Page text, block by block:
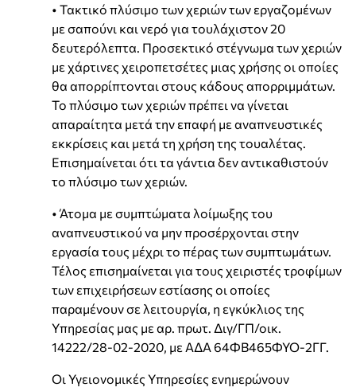
• Τακτικό πλύσιμο των χεριών των εργαζομένων
με σαπούνι και νερό για τουλάχιστον 20
δευτερόλεπτα. Προσεκτικό στέγνωμα των χεριών
με χάρτινες χειροπετσέτες μιας χρήσης οι οποίες
θα απορρίπτονται στους κάδους απορριμμάτων.
Το πλύσιμο των χεριών πρέπει να γίνεται
απαραίτητα μετά την επαφή με αναπνευστικές
εκκρίσεις και μετά τη χρήση της τουαλέτας.
Επισημαίνεται ότι τα γάντια δεν αντικαθιστούν
το πλύσιμο των χεριών.
• Άτομα με συμπτώματα λοίμωξης του
αναπνευστικού να μην προσέρχονται στην
εργασία τους μέχρι το πέρας των συμπτωμάτων.
Τέλος επισημαίνεται για τους χειριστές τροφίμων
των επιχειρήσεων εστίασης οι οποίες
παραμένουν σε λειτουργία, η εγκύκλιος της
Υπηρεσίας μας με αρ. πρωτ. Διγ/ΓΠ/οικ.
14222/28-02-2020, με ΑΔΑ 64ΦΒ465ΦΥΟ-2ΓΓ.
Οι Υγειονομικές Υπηρεσίες ενημερώνουν